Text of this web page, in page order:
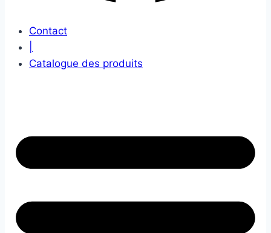
Contact
Catalogue des produits